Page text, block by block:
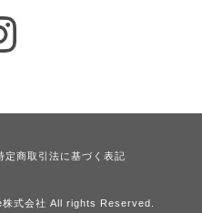
定商取引法に基づく表記
式会社 All rights Reserved.